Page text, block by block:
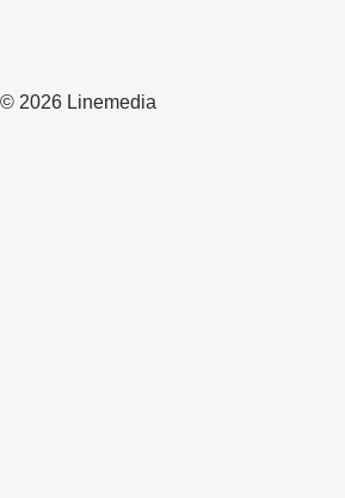
© 2026 Linemedia